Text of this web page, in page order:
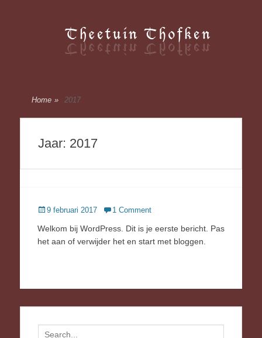
Home » 2017
Jaar: 2017
Posted
9 februari 2017 1 Comment
Welkom bij WordPress. Dit is je eerste bericht. Pas
het aan of verwijder het en start met bloggen.
Search